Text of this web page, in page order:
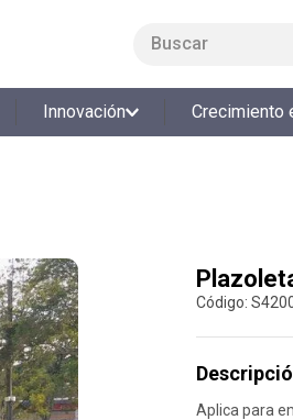
Innovación Crecimiento
:
Aplica para